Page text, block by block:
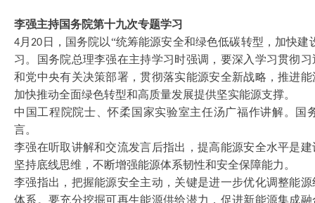
李强主持国务院第十九次专题学习
4月 20 日，国务院以“统筹能源安全和绿色低碳转型，加快
习。国务院总理李强在主持学习时强调，要深入学习贯彻
和党中央有关决策部署，贯彻落实能源安全新战略，推进
加快推动全面绿色转型和高质量发展提供坚实能源支撑。
中国工程院院士、怀柔国家实验室主任汤广福作讲解。国
言。
李强在听取讲解和交流发言后指出，提高能源安全水平是
坚持底线思维，不断增强能源体系韧性和安全保障能力。
李强指出，把握能源安全主动，关键是进一步优化调整能
体系。要充分挖掘可再生能源供给潜力，促进新能源集成